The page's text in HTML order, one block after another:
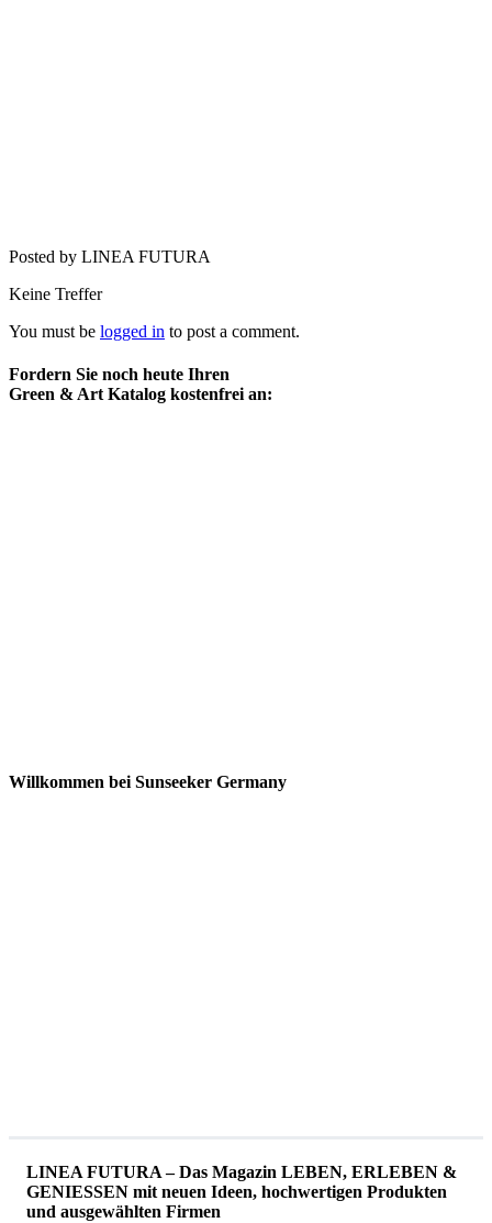
Posted by LINEA FUTURA
Keine Treffer
You must be logged in to post a comment.
Fordern Sie noch heute Ihren
Green & Art Katalog kostenfrei an:
Willkommen bei Sunseeker Germany
LINEA FUTURA – Das Magazin LEBEN, ERLEBEN &
GENIESSEN mit neuen Ideen, hochwertigen Produkten
und ausgewählten Firmen